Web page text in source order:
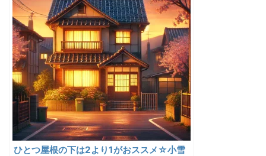
ひとつ屋根の下は2より1がおススメ☆小雪